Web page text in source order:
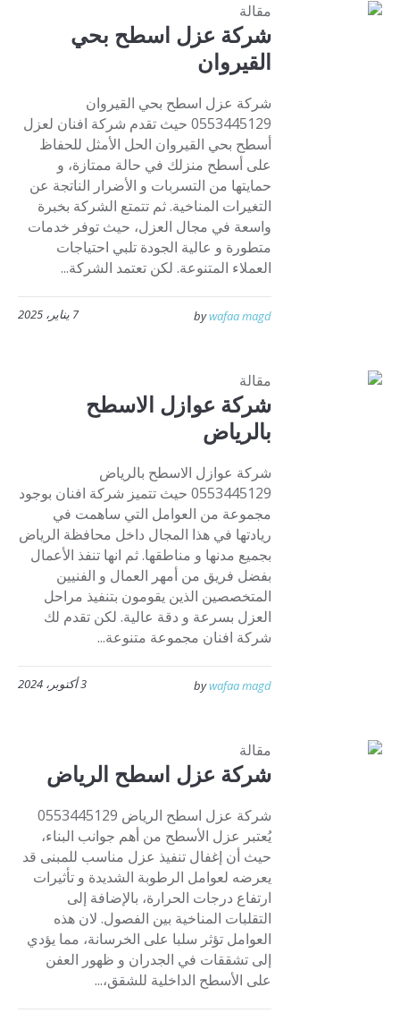
مقالة
شركة عزل اسطح بحي
القيروان
شركة عزل اسطح بحي القيروان
0553445129 حيث تقدم شركة افنان لعزل
أسطح بحي القيروان الحل الأمثل للحفاظ
على أسطح منزلك في حالة ممتازة، و
حمايتها من التسربات و الأضرار الناتجة عن
التغيرات المناخية. ثم تتمتع الشركة بخبرة
واسعة في مجال العزل، حيث توفر خدمات
متطورة و عالية الجودة تلبي احتياجات
العملاء المتنوعة. لكن تعتمد الشركة...
7 يناير، 2025 bywafaa magd
مقالة
شركة عوازل الاسطح
بالرياض
شركة عوازل الاسطح بالرياض
0553445129 حيث تتميز شركة افنان بوجود
مجموعة من العوامل التي ساهمت في
ريادتها في هذا المجال داخل محافظة الرياض
بجميع مدنها و مناطقها. ثم انها تنفذ الأعمال
بفضل فريق من أمهر العمال و الفنيين
المتخصصين الذين يقومون بتنفيذ مراحل
العزل بسرعة و دقة عالية. لكن تقدم لك
شركة افنان مجموعة متنوعة...
3 أكتوبر، 2024 bywafaa magd
مقالة
شركة عزل اسطح الرياض
شركة عزل اسطح الرياض 0553445129
يُعتبر عزل الأسطح من أهم جوانب البناء،
حيث أن إغفال تنفيذ عزل مناسب للمبنى قد
يعرضه لعوامل الرطوبة الشديدة و تأثيرات
ارتفاع درجات الحرارة، بالإضافة إلى
التقلبات المناخية بين الفصول. لان هذه
العوامل تؤثر سلبا على الخرسانة، مما يؤدي
إلى تشققات في الجدران و ظهور العفن
على الأسطح الداخلية للشقق،...